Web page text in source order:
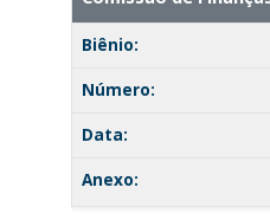
Biênio:
Número:
Data:
Anexo: